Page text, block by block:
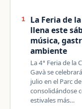
1
La Feria de
llena este
música,
ambiente
La 4ª Feria de la
Gavà se
julio en el Parc
consolidándose
estivales más…